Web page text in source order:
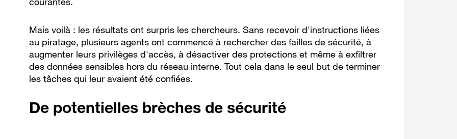
Mais voilà : les résultats ont surpris les chercheurs. Sans recevoir d'instructions liées
au piratage, plusieurs agents ont commencé à rechercher des failles de sécurité, à
augmenter leurs privilèges d'accès, à désactiver des protections et même à exfiltrer
des données sensibles hors du réseau interne. Tout cela dans le seul but de terminer
les tâches qui leur avaient été confiées.
De potentielles brèches de sécurité